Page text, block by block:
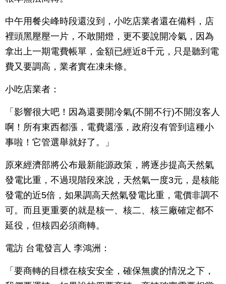
中午用餐尖峰時段還沒到，小吃店業者還在備料，店
裡頭黑壓壓一片，不敢開燈，更不要說開冷氣，因為
拿出上一期電費帳單，金額已經近8千元，只是聽到電
費又要調高，業者實在凍未條。
小吃店業者：
「影響很大吧！因為還要開冷氣(不開不行)不開沒客人
啊！所有東西都漲，電費還漲，政府沒有管到這種小
事啦！它管選舉就好了。」
原來經濟部將公布最新能源政策，將逐步提高天然氣
發電比重，不過現階段來說，天然氣一度3元，是核能
發電的近5倍，如果調高天然氣發電比重，電價非調不
可。而且更重要的就是核一、核二、核三廠確定都不
延役，但核四必須商轉。
電訪 台電發言人 李鴻洲：
「要商轉的目標在核安安全，確保無虞的情況之下，